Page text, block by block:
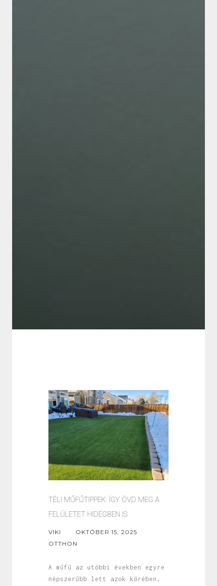
TÉLI MŰFŰTIPPEK: ÍGY ÓVD MEG A
FELÜLETET HIDEGBEN IS
VIKI
OKTÓBER 15, 2025
OTTHON
A műfű az utóbbi években egyre
népszerűbb lett azok körében,